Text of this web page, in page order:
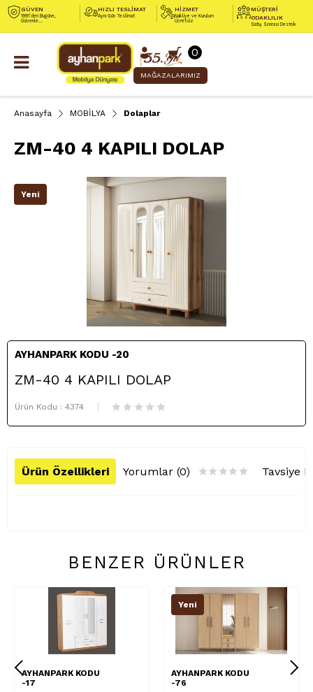
GÜVEN
1991’den Bugüne,
Güvenle...
HIZLI TESLİMAT
Aynı Gün Teslimat
HİZMET
Nakliye ve Kurulum
Ücretsiz
MÜŞTERİ
ODAKLILIK
Satış Sonrası Destek
0
MAĞAZALARIMIZ
Anasayfa MOBİLYA Dolaplar
ZM-40 4 KAPILI DOLAP
Yeni
AYHANPARK KODU -20
ZM-40 4 KAPILI DOLAP
Ürün Kodu : 4374
Ürün Özellikleri Yorumlar (0) Tavsiye
BENZER ÜRÜNLER
AYHANPARK KODU
-17
Yeni
AYHANPARK KODU
-76